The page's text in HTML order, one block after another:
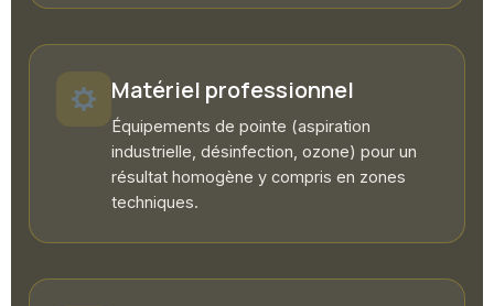
Matériel professionnel
Équipements de pointe (aspiration
industrielle, désinfection, ozone) pour un
résultat homogène y compris en zones
techniques.